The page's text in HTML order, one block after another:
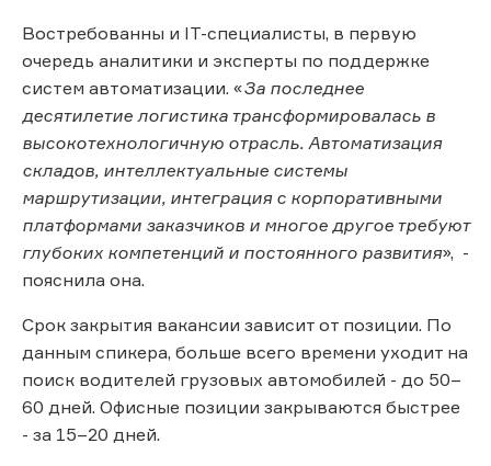
Востребованны и IT-специалисты, в первую
очередь аналитики и эксперты по поддержке
систем автоматизации. «За последнее
десятилетие логистика трансформировалась в
высокотехнологичную отрасль. Автоматизация
складов, интеллектуальные системы
маршрутизации, интеграция с корпоративными
платформами заказчиков и многое другое требуют
глубоких компетенций и постоянного развития», -
пояснила она.
Срок закрытия вакансии зависит от позиции. По
данным спикера, больше всего времени уходит на
поиск водителей грузовых автомобилей - до 50–
60 дней. Офисные позиции закрываются быстрее
- за 15–20 дней.